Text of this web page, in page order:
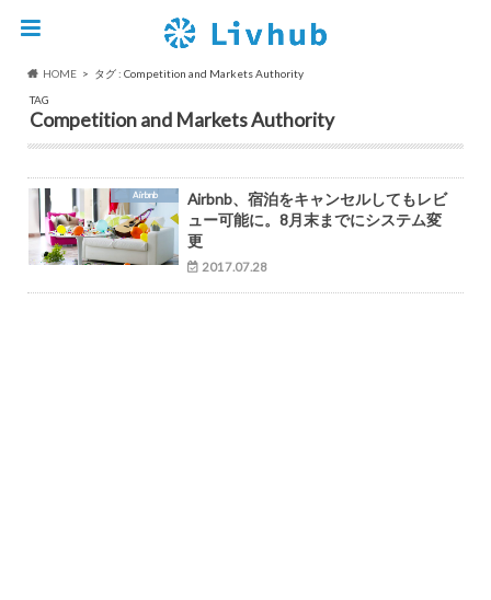
HOME
タグ : Competition and Markets Authority
TAG
Competition and Markets Authority
Airbnb
Airbnb、宿泊をキャンセルしてもレビ
ュー可能に。8月末までにシステム変
更
2017.07.28